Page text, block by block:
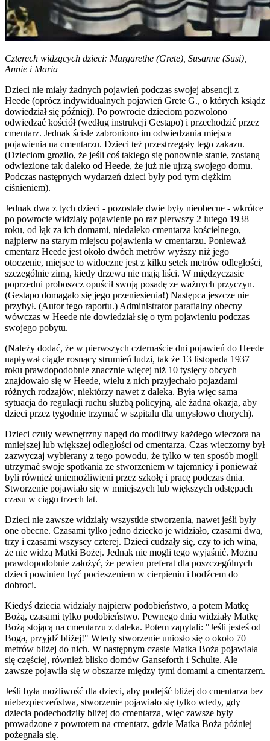
Czterech widzących dzieci: Margarethe (Grete), Susanne (Susi),
Annie i Maria
Dzieci nie miały żadnych pojawień podczas swojej absencji z
Heede (oprócz indywidualnych pojawień Grete G., o których ksiądz
dowiedział się później). Po powrocie dzieciom pozwolono
odwiedzać kościół (według instrukcji Gestapo) i przechodzić przez
cmentarz. Jednak ścisle zabroniono im odwiedzania miejsca
pojawienia na cmentarzu. Dzieci też przestrzegały tego zakazu.
(Dzieciom groziło, że jeśli coś takiego się ponownie stanie, zostaną
odwiezione tak daleko od Heede, że już nie ujrzą swojego domu.
Podczas następnych wydarzeń dzieci były pod tym ciężkim
ciśnieniem).
Jednak dwa z tych dzieci - pozostałe dwie były nieobecne - wkrótce
po powrocie widziały pojawienie po raz pierwszy 2 lutego 1938
roku, od łąk za ich domami, niedaleko cmentarza kościelnego,
najpierw na starym miejscu pojawienia w cmentarzu. Ponieważ
cmentarz Heede jest około dwóch metrów wyższy niż jego
otoczenie, miejsce to widoczne jest z kilku setek metrów odległości,
szczególnie zimą, kiedy drzewa nie mają liści. W międzyczasie
poprzedni proboszcz opuścił swoją posadę ze ważnych przyczyn.
(Gestapo domagało się jego przeniesienia!) Następca jeszcze nie
przybył. (Autor tego raportu.) Administrator parafialny obecny
wówczas w Heede nie dowiedział się o tym pojawieniu podczas
swojego pobytu.
(Należy dodać, że w pierwszych czternaście dni pojawień do Heede
napływał ciągle rosnący strumień ludzi, tak że 13 listopada 1937
roku prawdopodobnie znacznie więcej niż 10 tysięcy obcych
znajdowało się w Heede, wielu z nich przyjechało pojazdami
różnych rodzajów, niektórzy nawet z daleka. Była więc sama
sytuacja do regulacji ruchu służbą policyjną, ale żadna okazja, aby
dzieci przez tygodnie trzymać w szpitalu dla umysłowo chorych).
Dzieci czuły wewnętrzny napęd do modlitwy każdego wieczora na
mniejszej lub większej odległości od cmentarza. Czas wieczorny był
zazwyczaj wybierany z tego powodu, że tylko w ten sposób mogli
utrzymać swoje spotkania ze stworzeniem w tajemnicy i ponieważ
byli również uniemożliwieni przez szkołę i pracę podczas dnia.
Stworzenie pojawiało się w mniejszych lub większych odstępach
czasu w ciągu trzech lat.
Dzieci nie zawsze widziały wszystkie stworzenia, nawet jeśli były
one obecne. Czasami tylko jedno dziecko je widziało, czasami dwa,
trzy i czasami wszyscy czterej. Dzieci cudzały się, czy to ich wina,
że nie widzą Matki Bożej. Jednak nie mogli tego wyjaśnić. Można
prawdopodobnie założyć, że pewien preferat dla poszczególnych
dzieci powinien być pocieszeniem w cierpieniu i bodźcem do
dobroci.
Kiedyś dziecia widziały najpierw podobieństwo, a potem Matkę
Bożą, czasami tylko podobieństwo. Pewnego dnia widziały Matkę
Bożą stojącą na cmentarzu z daleka. Potem zapytali: "Jeśli jesteś od
Boga, przyjdź bliżej!" Wtedy stworzenie uniosło się o około 70
metrów bliżej do nich. W następnym czasie Matka Boża pojawiała
się częściej, również blisko domów Ganseforth i Schulte. Ale
zawsze pojawiła się w obszarze między tymi domami a cmentarzem.
Jeśli była możliwość dla dzieci, aby podejść bliżej do cmentarza bez
niebezpieczeństwa, stworzenie pojawiało się tylko wtedy, gdy
dziecia podechodziły bliżej do cmentarza, więc zawsze były
prowadzone z powrotem na cmentarz, gdzie Matka Boża później
pożegnała się.